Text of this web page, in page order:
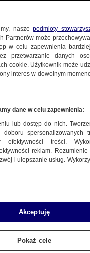
16:08
my, naszepodmioty
Partnerów może
w celu zapewnienia
przetwarzanie danych
cookie. Użytkownik może
interes w dowolnym
dane w celu zapewnienia:
lub dostęp do nich.
spersonalizowanych
efektywności treści.
reklam.
i ulepszanie usług.
Akceptuję
Pokaż cele